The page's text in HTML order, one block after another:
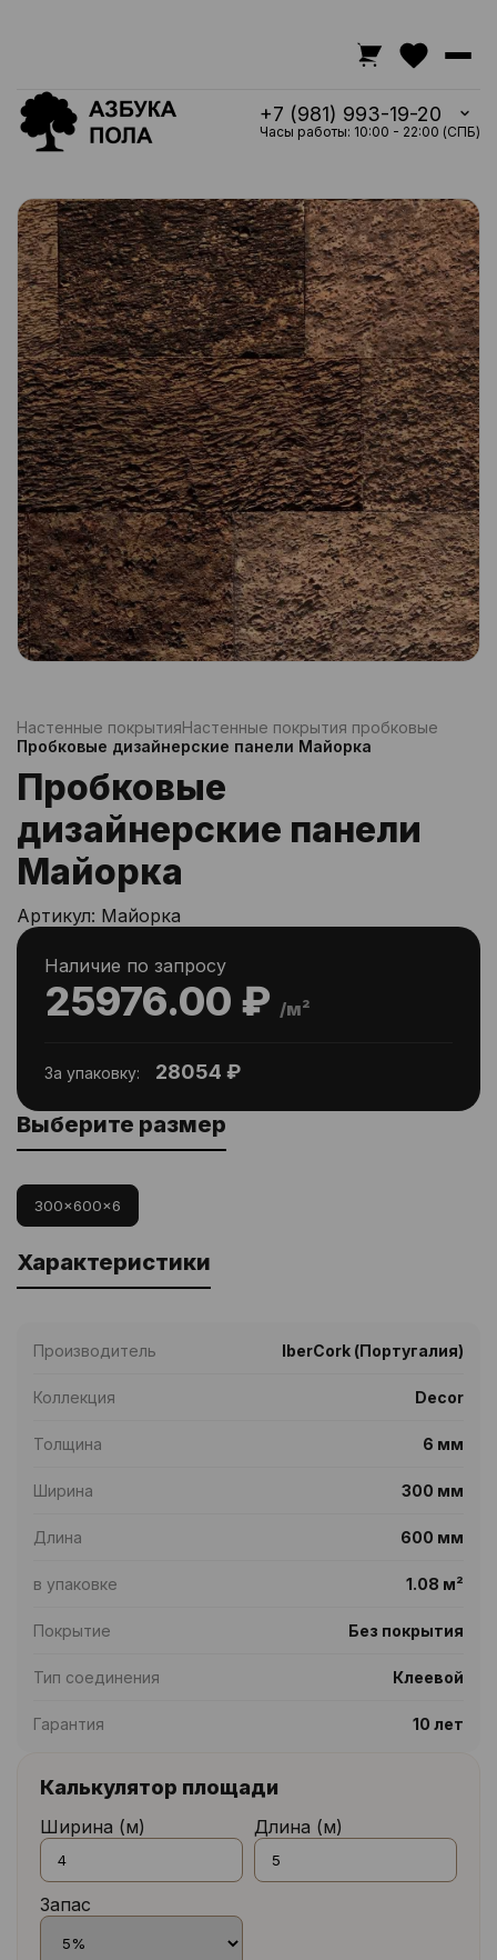
+7 (981) 993-19-20
Часы работы: 10:00 - 22:00 (СПБ)
Настенные покрытияНастенные покрытия пробковые
Пробковые дизайнерские панели Майорка
Пробковые
дизайнерские панели
Майорка
Артикул: Майорка
25976.00 ₽ /м²
Наличие по запросу
За упаковку: 28054 ₽
Выберите размер
300x600x6
Характеристики
Производитель IberCork (Португалия)
Коллекция Decor
Толщина 6 мм
Ширина 300 мм
Длина 600 мм
в упаковке 1.08 м²
Покрытие Без покрытия
Тип соединения Клеевой
Гарантия 10 лет
Калькулятор площади
Ширина (м) Длина (м)
Запас